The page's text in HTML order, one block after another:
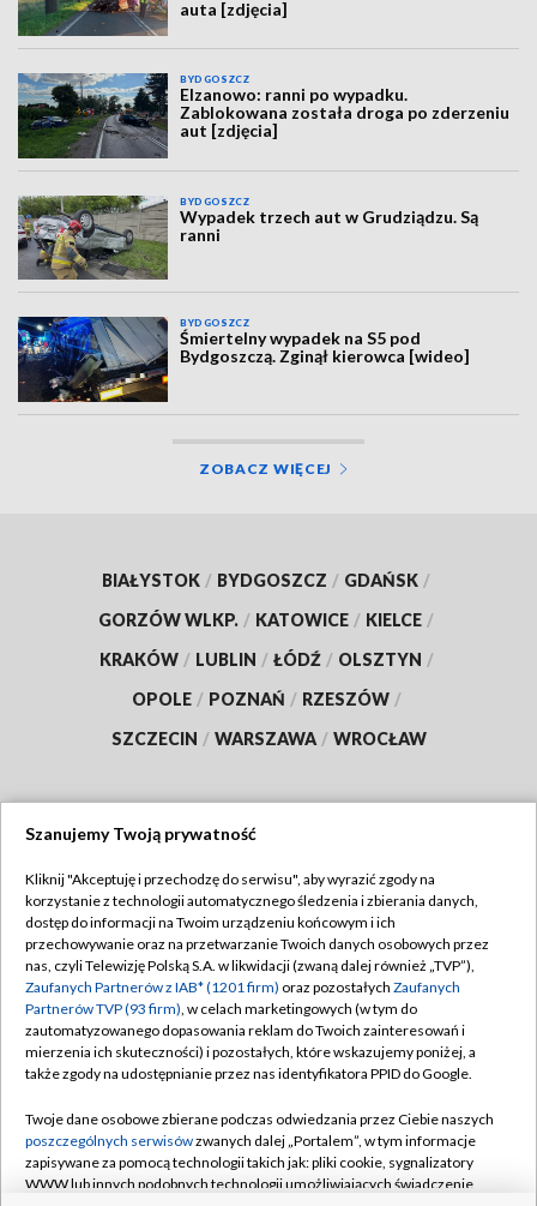
auta [zdjęcia]
BYDGOSZCZ
Elzanowo: ranni po wypadku.
Zablokowana została droga po zderzeniu
aut [zdjęcia]
BYDGOSZCZ
Wypadek trzech aut w Grudziądzu. Są
ranni
BYDGOSZCZ
Śmiertelny wypadek na S5 pod
Bydgoszczą. Zginął kierowca [wideo]
ZOBACZ WIĘCEJ
BIAŁYSTOK / BYDGOSZCZ / GDAŃSK /
GORZÓW WLKP. / KATOWICE / KIELCE /
KRAKÓW / LUBLIN / ŁÓDŹ / OLSZTYN /
OPOLE / POZNAŃ / RZESZÓW /
SZCZECIN / WARSZAWA / WROCŁAW
TVP
Abonament TVP
Emisja w TVP
Centrum informacji TVP
Naziemna Telewizja Cyfrowa
Rada Programowa
System NOS
Regulamin TVP
Polityka prywatności
Moje zgody
Pomoc
Kontakt
Szanujemy Twoją prywatność
Kliknij "Akceptuję i przechodzę do serwisu", aby wyrazić zgody na
korzystanie z technologii automatycznego śledzenia i zbierania danych,
dostęp do informacji na Twoim urządzeniu końcowym i ich
przechowywanie oraz na przetwarzanie Twoich danych osobowych przez
nas, czyli Telewizję Polską S.A. w likwidacji (zwaną dalej również „TVP”),
Zaufanych Partnerów z IAB* (1201 firm) oraz pozostałych Zaufanych
Partnerów TVP (93 firm), w celach marketingowych (w tym do
zautomatyzowanego dopasowania reklam do Twoich zainteresowań i
mierzenia ich skuteczności) i pozostałych, które wskazujemy poniżej, a
także zgody na udostępnianie przez nas identyfikatora PPID do Google.
Twoje dane osobowe zbierane podczas odwiedzania przez Ciebie naszych
poszczególnych serwisówzwanych dalej „Portalem”, w tym informacje
zapisywane za pomocą technologii takich jak: pliki cookie, sygnalizatory
WWW lub innych podobnych technologii umożliwiających świadczenie